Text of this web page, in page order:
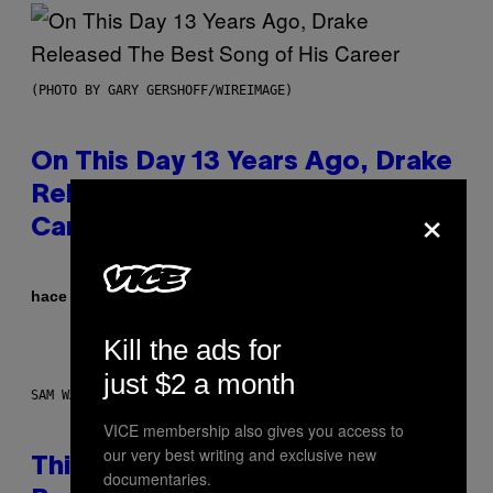
(PHOTO BY GARY GERSHOFF/WIREIMAGE)
On This Day 13 Years Ago, Drake
Released the Best Song of His
Career
hace 10 horasPorCaleb Catlin
SAM WATANUKI FOR VICE
This Discreet Lockable Sex Toy
×
Kill the ads for
just $2 a month
VICE membership also gives you access to
our very best writing and exclusive new
documentaries.